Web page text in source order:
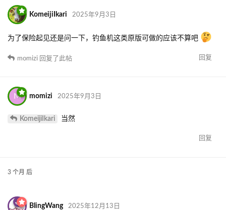
KomeijiIkari 2025年9月3日
为了保险起见还是问一下，钓鱼机这类原版可做的应该不算吧
回复
momizi 回复了此帖
M momizi 2025年9月3日
KomeijiIkari 当然
回复
3 个月 后
BlingWang 2025年12月13日